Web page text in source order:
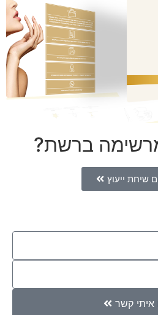
ברשת?
שיחת ייעוץ
איתי קשר